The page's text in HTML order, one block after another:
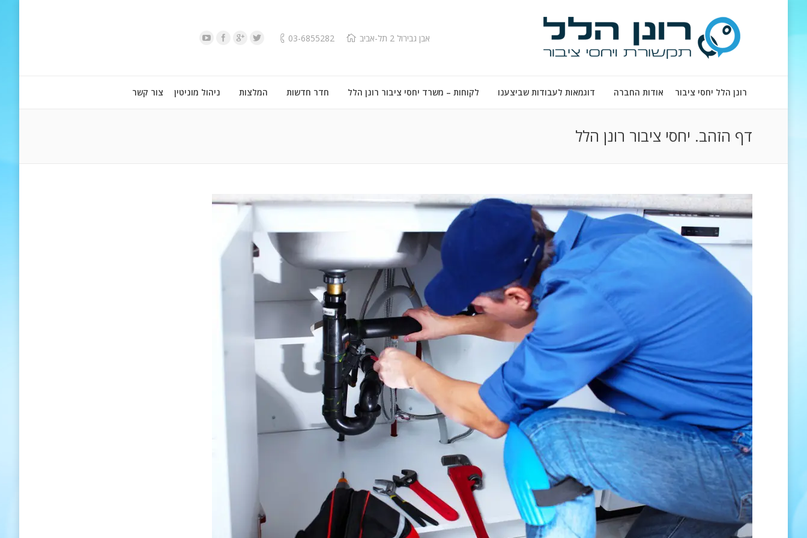
אבן גבירול 2 תל-אביב 03-6855282
רונן הלל יחסי ציבור אודות החברה דוגמאות לעבודות שביצענו לקוחות – משרד יחסי ציבור רונן הלל חדר חדשות המלצות ניהול מוניטין צור קשר
דף הזהב. יחסי ציבור רונן הלל